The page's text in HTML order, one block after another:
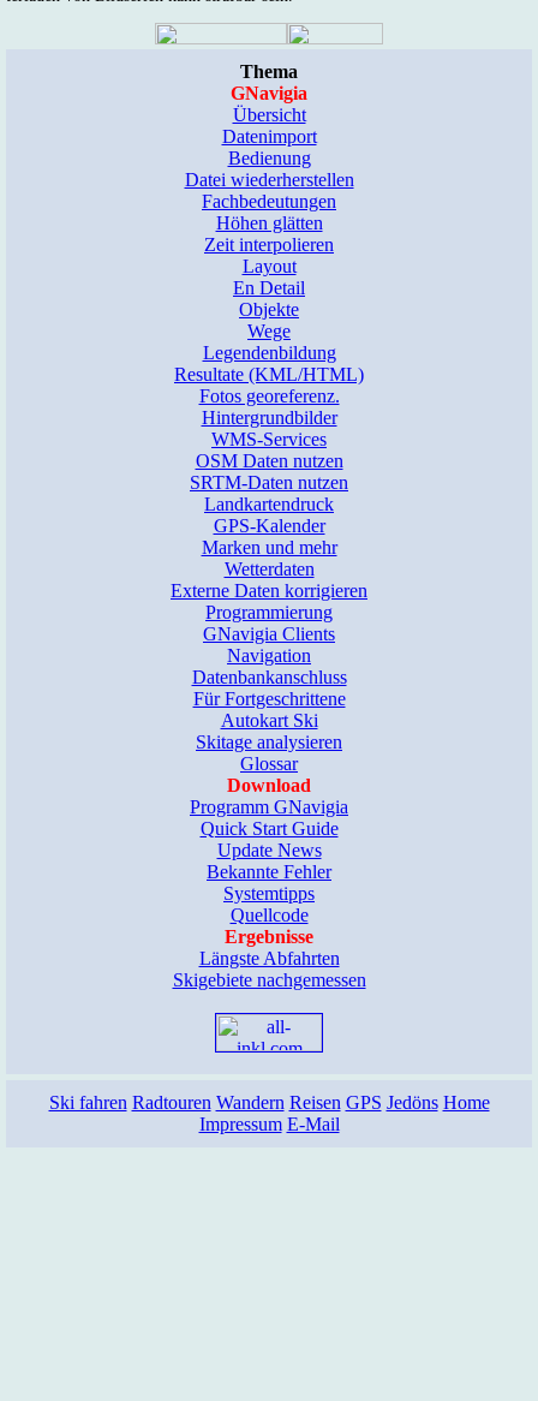
Thema
GNavigia
Übersicht
Datenimport
Bedienung
Datei wiederherstellen
Fachbedeutungen
Höhen glätten
Zeit interpolieren
Layout
En Detail
Objekte
Wege
Legendenbildung
Resultate (KML/HTML)
Fotos georeferenz.
Hintergrundbilder
WMS-Services
OSM Daten nutzen
SRTM-Daten nutzen
Landkartendruck
GPS-Kalender
Marken und mehr
Wetterdaten
Externe Daten korrigieren
Programmierung
GNavigia Clients
Navigation
Datenbankanschluss
Für Fortgeschrittene
Autokart Ski
Skitage analysieren
Glossar
Download
Programm GNavigia
Quick Start Guide
Update News
Bekannte Fehler
Systemtipps
Quellcode
Ergebnisse
Längste Abfahrten
Skigebiete nachgemessen
Ski fahren Radtouren Wandern Reisen GPS Jedöns Home
Impressum E-Mail